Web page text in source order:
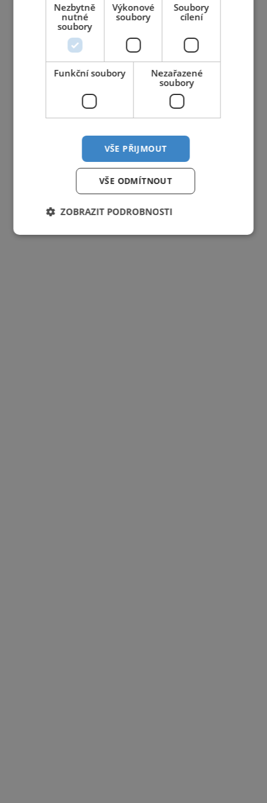
Nezbytně
nutné
soubory
Výkonové
soubory
Soubory
cílení
Funkční soubory
Nezařazené
soubory
VŠE PŘIJMOUT
VŠE ODMÍTNOUT
ZOBRAZIT PODROBNOSTI